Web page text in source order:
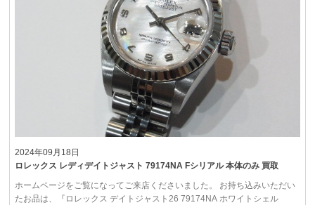
2024年09月18日
ロレックス レディデイトジャスト 79174NA Fシリアル 本体のみ 買取
ホームページをご覧になってご来店くださいました。 お持ち込みいただい
たお品は、『ロレックス デイトジャスト26 79174NA ホワイトシェル